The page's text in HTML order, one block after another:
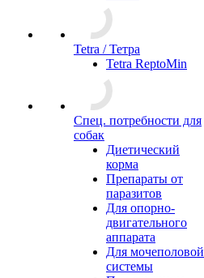
Tetra / Тетра
Tetra ReptoMin
Спец. потребности для
собак
Диетический
корма
Препараты от
паразитов
Для опорно-
двигательного
аппарата
Для мочеполовой
системы